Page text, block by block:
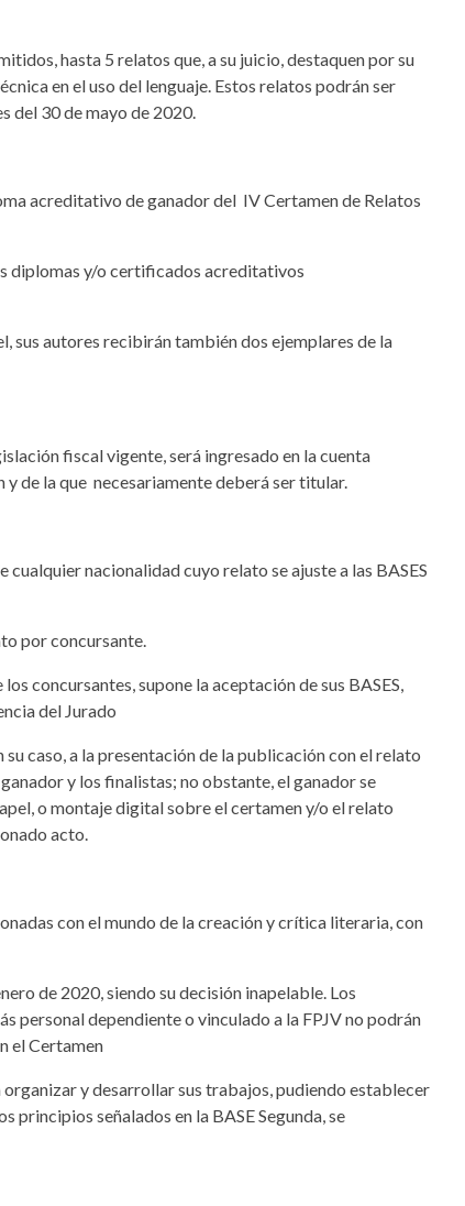
hasta 5 relatos que, a su juicio, destaquen por su
en el uso del lenguaje. Estos relatos podrán ser
del 30 de mayo de 2020.
acreditativo de ganador del IV Certamen de Relatos
diplomas y/o certificados acreditativos
sus autores recibirán también dos ejemplares de la
fiscal vigente, será ingresado en la cuenta
de la que necesariamente deberá ser titular.
nacionalidad cuyo relato se ajuste a las BASES
por concursante.
concursantes, supone la aceptación de sus BASES,
del Jurado
caso, a la presentación de la publicación con el relato
y los finalistas; no obstante, el ganador se
o montaje digital sobre el certamen y/o el relato
acto.
con el mundo de la creación y crítica literaria, con
de 2020, siendo su decisión inapelable. Los
personal dependiente o vinculado a la FPJV no podrán
el Certamen
y desarrollar sus trabajos, pudiendo establecer
principios señalados en la BASE Segunda, se